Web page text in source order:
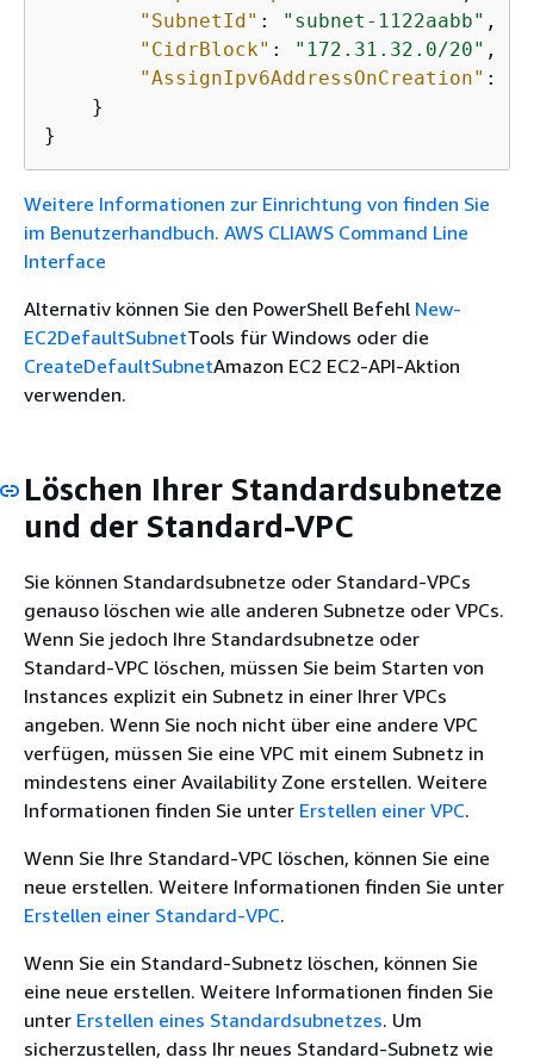
"SubnetId" : "subnet-1122aabb" ,
"CidrBlock" : "172.31.32.0/20" ,
"AssignIpv6AddressOnCreation" :
    }
}
Weitere Informationen zur Einrichtung von finden Sie
im Benutzerhandbuch. AWS CLIAWS Command Line
Interface
Alternativ können Sie den PowerShell Befehl New-
EC2DefaultSubnetTools für Windows oder die
CreateDefaultSubnetAmazon EC2 EC2-API-Aktion
verwenden.
Löschen Ihrer Standardsubnetze
und der Standard-VPC
Sie können Standardsubnetze oder Standard-VPCs
genauso löschen wie alle anderen Subnetze oder VPCs.
Wenn Sie jedoch Ihre Standardsubnetze oder
Standard-VPC löschen, müssen Sie beim Starten von
Instances explizit ein Subnetz in einer Ihrer VPCs
angeben. Wenn Sie noch nicht über eine andere VPC
verfügen, müssen Sie eine VPC mit einem Subnetz in
mindestens einer Availability Zone erstellen. Weitere
Informationen finden Sie unter Erstellen einer VPC.
Wenn Sie Ihre Standard-VPC löschen, können Sie eine
neue erstellen. Weitere Informationen finden Sie unter
Erstellen einer Standard-VPC.
Wenn Sie ein Standard-Subnetz löschen, können Sie
eine neue erstellen. Weitere Informationen finden Sie
unter Erstellen eines Standardsubnetzes. Um
sicherzustellen, dass Ihr neues Standard-Subnetz wie